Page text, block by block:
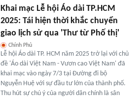
Khai mạc Lễ hội Áo dài TP.HCM
2025: Tái hiện thời khắc chuyển
giao lịch sử qua 'Thư từ Phố thị'
Chính Phủ
Lễ hội Áo dài TP. HCM năm 2025 trở lại với chủ
đề 'Áo dài Việt Nam - Vươn cao Việt Nam' đã
khai mạc vào ngày 7/3 tại Đường đi bộ
Nguyễn Huệ với sự đầu tư lớn của thành phố.
Thu hút sự chú ý của người dân chính là sân